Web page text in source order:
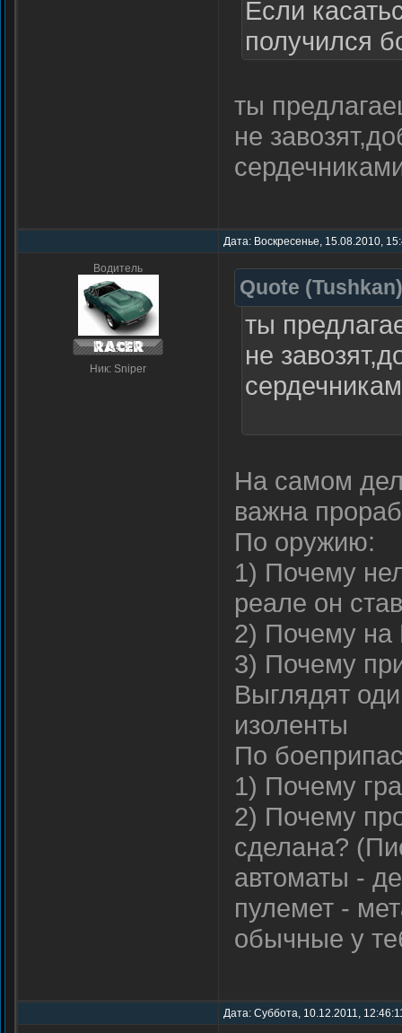
Если
получился
ты
не
Дата: Воскресенье, 15.08.2010,
Водитель
Ник: Sniper
Quote (Tushkan)
ты
не
На самом
важна
По оружию:
1) Почему
реале он
2) Почему на
3) Почему
Выглядят
изоленты
По
1) Почему
2) Почему
сделана?
автоматы -
пулемет -
обычные у
Дата: Суббота, 10.12.2011,